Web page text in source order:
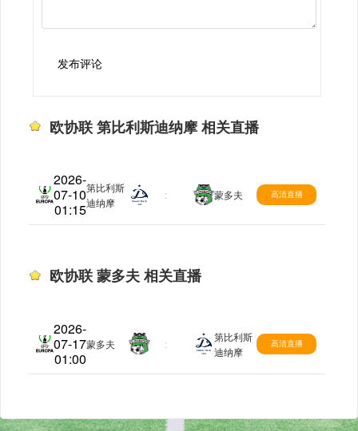
发布评论
欧协联 第比利斯迪纳摩 相关直播
2026-
07-10
01:15
欧协联
第比利斯
迪纳摩
: 蒙多夫 高清直播
欧协联 蒙多夫 相关直播
2026-
07-17
01:00
欧协联
蒙多夫 :
第比利斯
迪纳摩
高清直播